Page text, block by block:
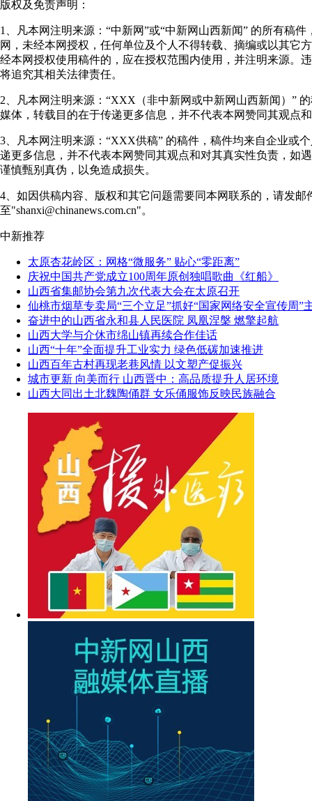
版权及免责声明：
1、凡本网注明来源：“中新网”或“中新网山西新闻” 的所有稿
网，未经本网授权，任何单位及个人不得转载、摘编或以其它
经本网授权使用稿件的，应在授权范围内使用，并注明来源。
将追究其相关法律责任。
2、凡本网注明来源：“XXX（非中新网或中新网山西新闻）”
媒体，转载目的在于传递更多信息，并不代表本网赞同其观点
3、凡本网注明来源：“XXX供稿” 的稿件，稿件均来自企业或
递更多信息，并不代表本网赞同其观点和对其真实性负责，如
谨慎甄别真伪，以免造成损失。
4、如因供稿内容、版权和其它问题需要同本网联系的，请发邮
至"shanxi@chinanews.com.cn"。
中新推荐
太原杏花岭区：网格“微服务” 贴心“零距离”
庆祝中国共产党成立100周年原创独唱歌曲《红船》
山西省集邮协会第九次代表大会在太原召开
仙桃市烟草专卖局“三个立足”抓好“国家网络安全宣传周”
奋进中的山西省永和县人民医院 凤凰涅槃 燃擎起航
山西大学与介休市绵山镇再续合作佳话
山西“十年”全面提升工业实力 绿色低碳加速推进
山西百年古村再现老巷风情 以文塑产促振兴
城市更新 向美而行 山西晋中：高品质提升人居环境
山西大同出土北魏陶俑群 女乐俑服饰反映民族融合